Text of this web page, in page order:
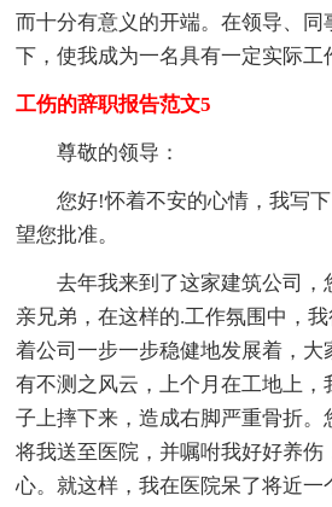
而十分有意义的开端。在领导、同
下，使我成为一名具有一定实际工
工伤的辞职报告范文5
尊敬的领导：
您好!怀着不安的心情，我写
望您批准。
去年我来到了这家建筑公司，
亲兄弟，在这样的.工作氛围中，
着公司一步一步稳健地发展着，大
有不测之风云，上个月在工地上，
子上摔下来，造成右脚严重骨折。
将我送至医院，并嘱咐我好好养伤
心。就这样，我在医院呆了将近一